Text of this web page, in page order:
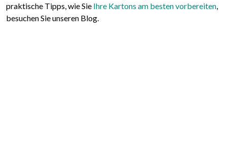
praktische Tipps, wie Sie Ihre Kartons am besten vorbereiten
besuchen Sie unseren Blog.